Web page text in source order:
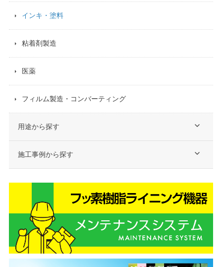
インキ・塗料
粘着剤製造
医薬
フィルム製造・コンバーティング
用途から探す
施工事例から探す